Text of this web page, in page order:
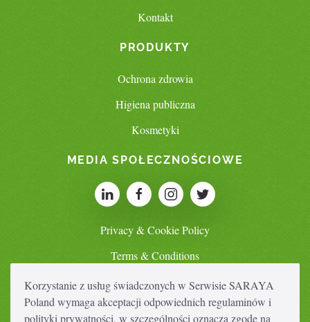
Korzystanie z usług świadczonych w Serwisie SARAYA
Poland wymaga akceptacji odpowiednich regulaminów i
polityki prywatności, w szczególności oznacza zgodę na
Kontakt
PRODUKTY
Ochrona zdrowia
Higiena publiczna
Kosmetyki
MEDIA SPOŁECZNOŚCIOWE
Privacy & Cookie Policy
Terms & Conditions
SWITCH COUNTRY